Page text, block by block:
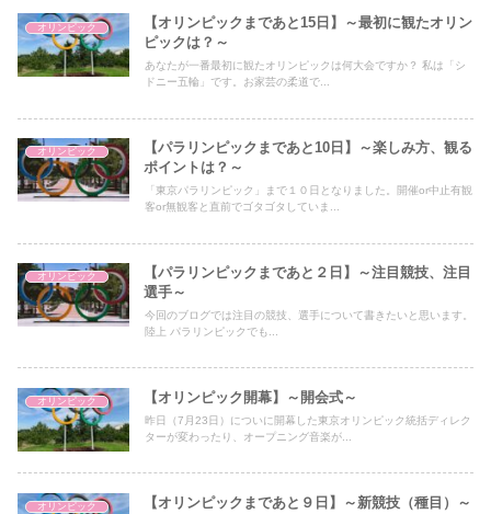
オリンピック
【オリンピックまであと15日】～最初に観たオリン
ピックは？～
あなたが一番最初に観たオリンピックは何大会ですか？ 私は「シ
ドニー五輪」です。お家芸の柔道で...
オリンピック
【パラリンピックまであと10日】～楽しみ方、観る
ポイントは？～
「東京パラリンピック」まで１０日となりました。開催or中止有観
客or無観客と直前でゴタゴタしていま...
オリンピック
【パラリンピックまであと２日】～注目競技、注目
選手～
今回のブログでは注目の競技、選手について書きたいと思います。
陸上 パラリンピックでも...
オリンピック 【オリンピック開幕】～開会式～
昨日（7月23日）についに開幕した東京オリンピック統括ディレク
ターが変わったり、オープニング音楽が...
オリンピック 【オリンピックまであと９日】～新競技（種目）～